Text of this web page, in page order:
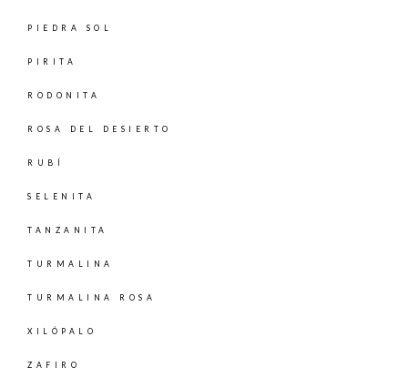
PIEDRA SOL
PIRITA
RODONITA
ROSA DEL DESIERTO
RUBÍ
SELENITA
TANZANITA
TURMALINA
TURMALINA ROSA
XILÓPALO
ZAFIRO